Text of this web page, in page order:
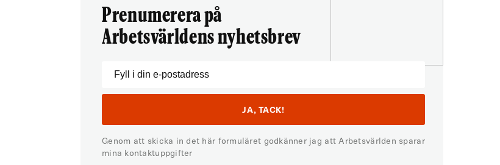
Prenumerera på
Arbetsvärldens nyhetsbrev
Genom att skicka in det här formuläret godkänner jag att Arbetsvärlden sparar
mina kontaktuppgifter